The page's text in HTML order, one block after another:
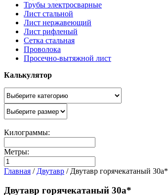
Трубы электросварные
Лист стальной
Лист нержавеющий
Лист рифленый
Сетка стальная
Проволока
Просечно-вытяжной лист
Калькулятор
Килограммы:
Метры:
Главная / Двутавр / Двутавр горячекатаный 30а*
Двутавр горячекатаный 30а*